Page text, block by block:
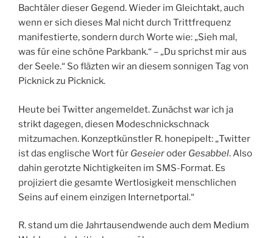
Bachtäler dieser Gegend. Wieder im Gleichtakt, auch
wenn er sich dieses Mal nicht durch Trittfrequenz
manifestierte, sondern durch Worte wie: „Sieh mal,
was für eine schöne Parkbank.“ – „Du sprichst mir aus
der Seele.“ So fläzten wir an diesem sonnigen Tag von
Picknick zu Picknick.
Heute bei Twitter angemeldet. Zunächst war ich ja
strikt dagegen, diesen Modeschnickschnack
mitzumachen. Konzeptkünstler R. honepipelt: „Twitter
ist das englische Wort für Geseieroder Gesabbel. Also
dahin gerotzte Nichtigkeiten im SMS-Format. Es
projiziert die gesamte Wertlosigkeit menschlichen
Seins auf einem einzigen Internetportal.“
R. stand um die Jahrtausendwende auch dem Medium